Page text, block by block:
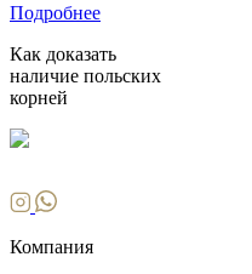
Подробнее
Как доказать
наличие польских
корней
Компания